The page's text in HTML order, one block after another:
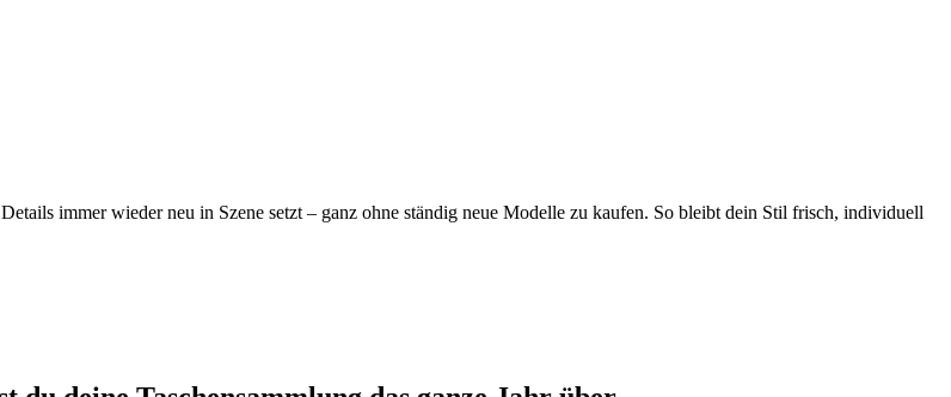
immer wieder neu in Szene setzt – ganz ohne ständig neue Modelle zu kaufen. So bleibt dein Stil frisch, individuell